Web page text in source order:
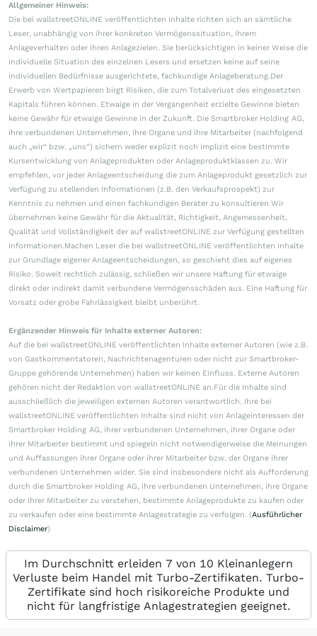
Allgemeiner Hinweis:
Die bei wallstreetONLINE veröffentlichten Inhalte richten sich an sämtliche
Leser, unabhängig von ihrer konkreten Vermögenssituation, ihrem
Anlageverhalten oder ihren Anlagezielen. Sie berücksichtigen in keiner Weise die
individuelle Situation des einzelnen Lesers und ersetzen keine auf seine
individuellen Bedürfnisse ausgerichtete, fachkundige Anlageberatung.Der
Erwerb von Wertpapieren birgt Risiken, die zum Totalverlust des eingesetzten
Kapitals führen können. Etwaige in der Vergangenheit erzielte Gewinne bieten
keine Gewähr für etwaige Gewinne in der Zukunft. Die Smartbroker Holding AG,
ihre verbundenen Unternehmen, ihre Organe und ihre Mitarbeiter (nachfolgend
auch „wir“ bzw. „uns“) sichern weder explizit noch implizit eine bestimmte
Kursentwicklung von Anlageprodukten oder Anlageproduktklassen zu. Wir
empfehlen, vor jeder Anlageentscheidung die zum Anlageprodukt gesetzlich zur
Verfügung zu stellenden Informationen (z.B. den Verkaufsprospekt) zur
Kenntnis zu nehmen und einen fachkundigen Berater zu konsultieren.Wir
übernehmen keine Gewähr für die Aktualität, Richtigkeit, Angemessenheit,
Qualität und Vollständigkeit der auf wallstreetONLINE zur Verfügung gestellten
Informationen.Machen Leser die bei wallstreetONLINE veröffentlichten Inhalte
zur Grundlage eigener Anlageentscheidungen, so geschieht dies auf eigenes
Risiko. Soweit rechtlich zulässig, schließen wir unsere Haftung für etwaige
direkt oder indirekt damit verbundene Vermögensschäden aus. Eine Haftung für
Vorsatz oder grobe Fahrlässigkeit bleibt unberührt.
Ergänzender Hinweis für Inhalte externer Autoren:
Auf die bei wallstreetONLINE veröffentlichten Inhalte externer Autoren (wie z.B.
von Gastkommentatoren, Nachrichtenagenturen oder nicht zur Smartbroker-
Gruppe gehörende Unternehmen) haben wir keinen Einfluss. Externe Autoren
gehören nicht der Redaktion von wallstreetONLINE an.Für die Inhalte sind
ausschließlich die jeweiligen externen Autoren verantwortlich. Ihre bei
wallstreetONLINE veröffentlichten Inhalte sind nicht von Anlageinteressen der
Smartbroker Holding AG, ihrer verbundenen Unternehmen, ihrer Organe oder
ihrer Mitarbeiter bestimmt und spiegeln nicht notwendigerweise die Meinungen
und Auffassungen ihrer Organe oder ihrer Mitarbeiter bzw. der Organe ihrer
verbundenen Unternehmen wider. Sie sind insbesondere nicht als Aufforderung
durch die Smartbroker Holding AG, ihre verbundenen Unternehmen, ihre Organe
oder ihrer Mitarbeiter zu verstehen, bestimmte Anlageprodukte zu kaufen oder
zu verkaufen oder eine bestimmte Anlagestrategie zu verfolgen. (Ausführlicher
Disclaimer)
Im Durchschnitt erleiden 7 von 10 Kleinanlegern
Verluste beim Handel mit Turbo-Zertifikaten. Turbo-
Zertifikate sind hoch risikoreiche Produkte und
nicht für langfristige Anlagestrategien geeignet.